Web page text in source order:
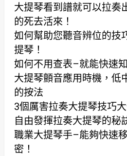
大提琴看到譜就可以拉奏
的死去活來！
如何幫助您聽音辨位的技
提琴！
如何不用查表–就能快速
大提琴顫音應用時機，低
的按法
3個厲害拉奏大提琴技巧
自由發揮拉奏大提琴的秘
職業大提琴手–能夠快速
密！